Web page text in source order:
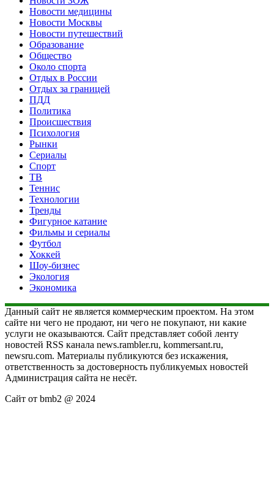
Новости медицины
Новости Москвы
Новости путешествий
Образование
Общество
Около спорта
Отдых в России
Отдых за границей
ПДД
Политика
Происшествия
Психология
Рынки
Сериалы
Спорт
ТВ
Теннис
Технологии
Тренды
Фигурное катание
Фильмы и сериалы
Футбол
Хоккей
Шоу-бизнес
Экология
Экономика
Данный сайт не является коммерческим проектом. На этом
сайте ни чего не продают, ни чего не покупают, ни какие
услуги не оказываются. Сайт представляет собой ленту
новостей RSS канала news.rambler.ru, kommersant.ru,
newsru.com. Материалы публикуются без искажения,
ответственность за достоверность публикуемых новостей
Администрация сайта не несёт.
Сайт от bmb2 @ 2024